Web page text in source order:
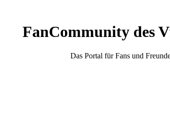
FanCommunity des
Das Portal für Fans und